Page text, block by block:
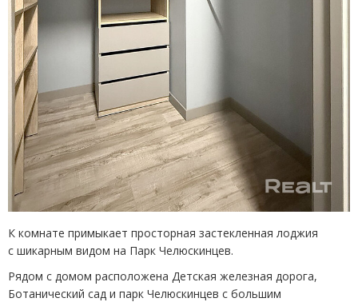
К комнате примыкает просторная застекленная лоджия
с шикарным видом на Парк Челюскинцев.
Рядом с домом расположена Детская железная дорога,
Ботанический сад и парк Челюскинцев с большим